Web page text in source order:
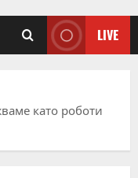
LIVE
като роботи